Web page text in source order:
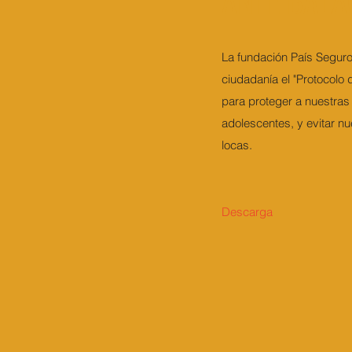
La fundación País
ciudadanía el "Protocolo
para proteger a
adolescentes, y evitar
locas.
Descarga